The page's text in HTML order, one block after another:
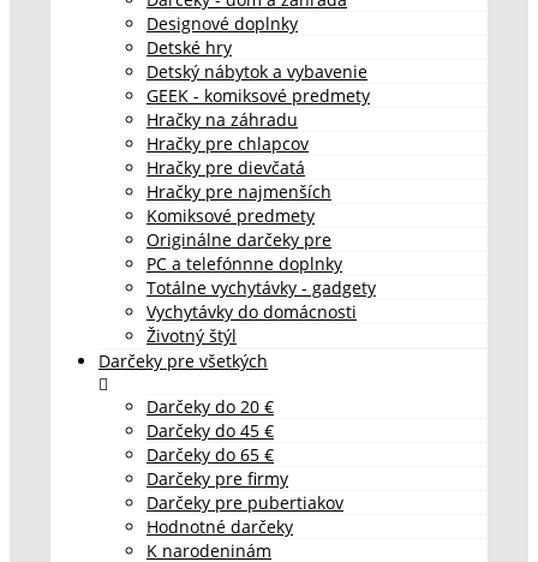
Designové doplnky
Detské hry
Detský nábytok a vybavenie
GEEK - komiksové predmety
Hračky na záhradu
Hračky pre chlapcov
Hračky pre dievčatá
Hračky pre najmenších
Komiksové predmety
Originálne darčeky pre
PC a telefónnne doplnky
Totálne vychytávky - gadgety
Vychytávky do domácnosti
Životný štýl
Darčeky pre všetkých
Darčeky do 20 €
Darčeky do 45 €
Darčeky do 65 €
Darčeky pre firmy
Darčeky pre pubertiakov
Hodnotné darčeky
K narodeninám